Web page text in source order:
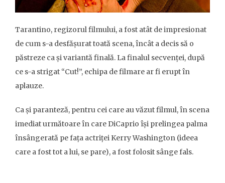
Tarantino, regizorul filmului, a fost atât de impresionat
de cum s-a desfășurat toată scena, încât a decis să o
păstreze ca și variantă finală. La finalul secvenței, după
ce s-a strigat “Cut!”, echipa de filmare ar fi erupt în
aplauze.
Ca și paranteză, pentru cei care au văzut filmul, în scena
imediat următoare în care DiCaprio își prelingea palma
însângerată pe fața actriței Kerry Washington (ideea
care a fost tot a lui, se pare), a fost folosit sânge fals.